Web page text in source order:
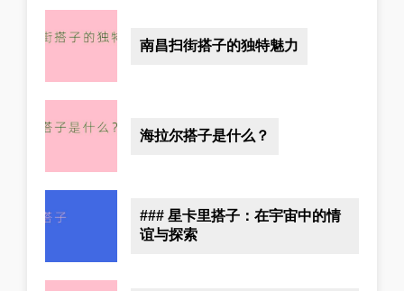
南昌扫街搭子的独特魅力
海拉尔搭子是什么？
### 星卡里搭子：在宇宙中的情
谊与探索